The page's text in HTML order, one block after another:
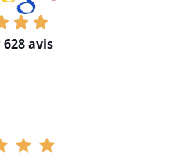
628 avis